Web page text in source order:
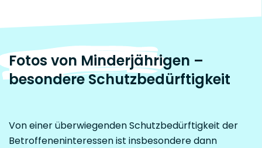
Fotos von Minderjährigen –
besondere Schutzbedürftigkeit
Von einer überwiegenden Schutzbedürftigkeit der
Betroffeneninteressen ist insbesondere dann